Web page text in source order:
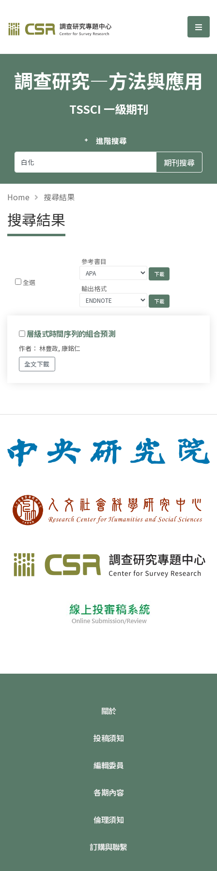
調查研究—方法與應用期刊 選
調查研究—方法與應用
TSSCI 一級期刊
進階搜尋
Home 搜尋結果
搜尋結果
全選
參考書目
輸出格式
層級式時間序列的組合預測
作者： 林豐政, 康銘仁
全文下載
關於
投稿須知
編輯委員
各期內容
倫理須知
訂購與聯繫